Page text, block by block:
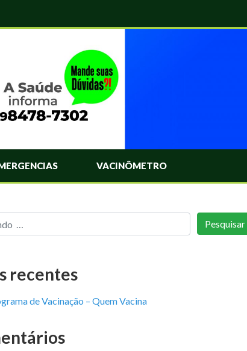
VACINÔMETRO
recentes
de Vacinação – Quem Vacina